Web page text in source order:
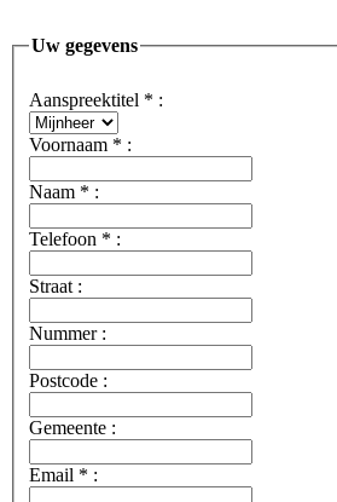
Uw gegevens
Aanspreektitel * :
Voornaam * :
Naam * :
Telefoon * :
Straat :
Nummer :
Postcode :
Gemeente :
Email * :